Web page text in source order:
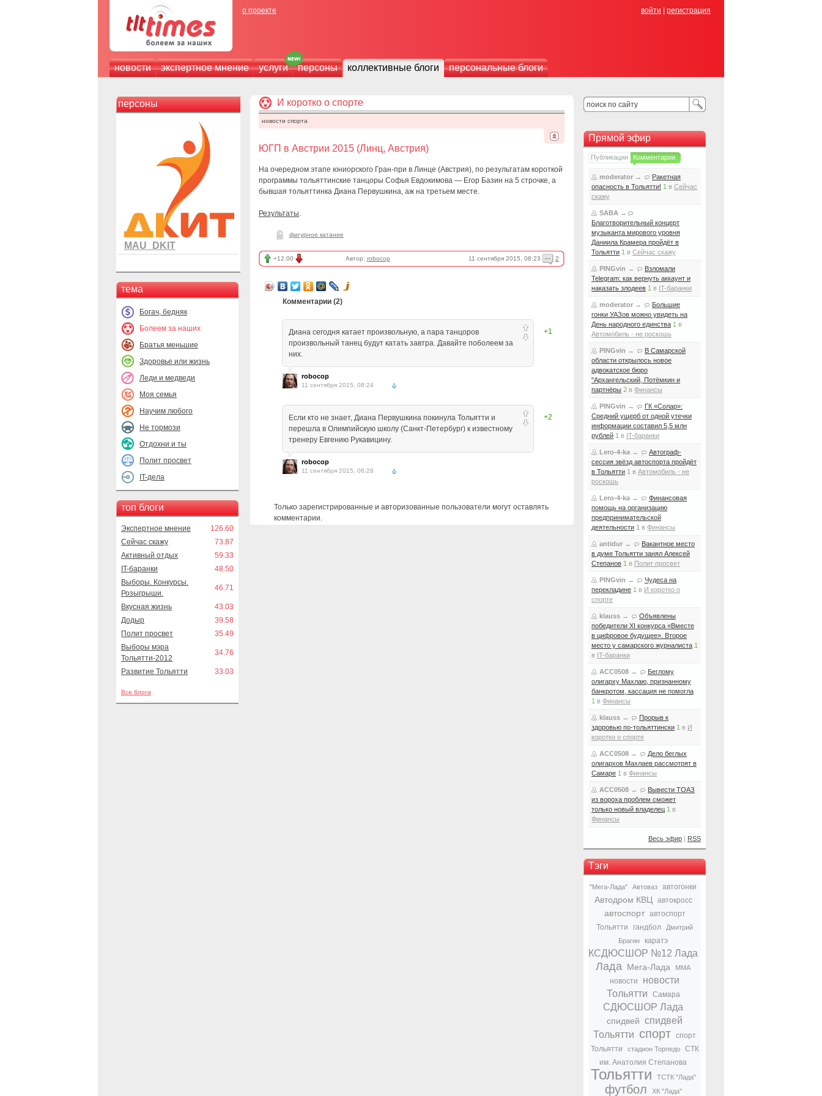
о проекте войти регистрация
новости экспертное мнение услуги персоны коллективные блоги персональные блоги
персоны
MAU_DKIT
тема
Богач, бедняк
Болеем за наших
Братья меньшие
Здоровье или жизнь
Леди и медведи
Моя семья
Научим любого
Не тормози
Отдохни и ты
Полит просвет
IT-дела
топ блоги
Экспертное мнение
126.60
Сейчас скажу
73.87
Активный отдых
59.33
IT-баранки
48.50
Выборы. Конкурсы.
Розыгрыши.
46.71
Вкусная жизнь
43.03
Додыр
39.58
Полит просвет
35.49
Выборы мэра
Тольятти-2012
34.76
Развитие Тольятти 33.03
Все блоги
И коротко о спорте
новости спорта
ЮГП в Австрии 2015 (Линц, Австрия)
На очередном этапе юниорского Гран-при в Линце (Австрия), по результатам короткой
программы тольяттинские танцоры Софья Евдокимова — Егор Базин на 5 строчке, а
бывшая тольяттинка Диана Первушкина, аж на третьем месте.
Результаты.
фигурное катание
+12.00 Автор: robocop 11 сентября 2015, 08:23 2
Комментарии (2)
+1
Диана сегодня катает произвольную, а пара танцоров
произвольный танец будут катать завтра. Давайте поболеем за
них.
robocop
11 сентября 2015, 08:24
+2
Если кто не знает, Диана Первушкина покинула Тольятти и
перешла в Олимпийскую школу (Санкт-Петербург) к известному
тренеру Евгению Рукавицину.
robocop
11 сентября 2015, 08:28
Только зарегистрированные и авторизованные пользователи могут оставлять
комментарии.
Прямой эфир
Публикации Комментарии
moderator →
Ракетная
опасность в Тольятти! 1 в Сейчас
скажу
SABA →
Благотворительный концерт
музыканта мирового уровня
Даниила Крамера пройдёт в
Тольятти 1 в Сейчас скажу
PINGvin →
Взломали
Telegram: как вернуть аккаунт и
наказать злодеев 1 в IT-баранки
moderator →
Большие
гонки УАЗов можно увидеть на
День народного единства 1 в
Автомобиль - не роскошь
PINGvin →
В Самарской
области открылось новое
адвокатское бюро
"Архангельский, Потёмкин и
партнёры 2 в Финансы
PINGvin →
ГК «Солар»:
Средний ущерб от одной утечки
информации составил 5,5 млн
рублей 1 в IT-баранки
Lero-4-ka →
Автограф-
сессия звёзд автоспорта пройдёт
в Тольятти 1 в Автомобиль - не
роскошь
Lero-4-ka →
Финансовая
помощь на организацию
предпринимательской
деятельности 1 в Финансы
antidur →
Вакантное место
в думе Тольятти занял Алексей
Степанов 1 в Полит просвет
PINGvin →
Чудеса на
перекладине 1 в И коротко о
спорте
klauss →
Объявлены
победители XI конкурса «Вместе
в цифровое будущее». Второе
место у самарского журналиста 1
в IT-баранки
ACC0508 →
Беглому
олигарху Махлаю, признанному
банкротом, кассация не помогла
1 в Финансы
klauss →
Прорыв к
здоровью по-тольяттински 1 в И
коротко о спорте
ACC0508 →
Дело беглых
олигархов Махлаев рассмотрят в
Самаре 1 в Финансы
ACC0508 →
Вывести ТОАЗ
из вороха проблем сможет
только новый владелец 1 в
Финансы
Весь эфир | RSS
Тэги
"Мега-Лада" Автоваз автогонки
Автодром КВЦ автокросс
автоспорт
автоспорт
Тольятти
гандбол
Дмитрий
Брагин
каратэ
КСДЮСШОР №12 Лада
Лада Мега-Лада ММА
новости
новости
Тольятти
Самара
СДЮСШОР Лада
спидвей спидвей
Тольятти спорт спорт
Тольятти
стадион Торпедо
СТК
им. Анатолия Степанова
Тольятти ТСТК "Лада"
футбол ХК "Лада"